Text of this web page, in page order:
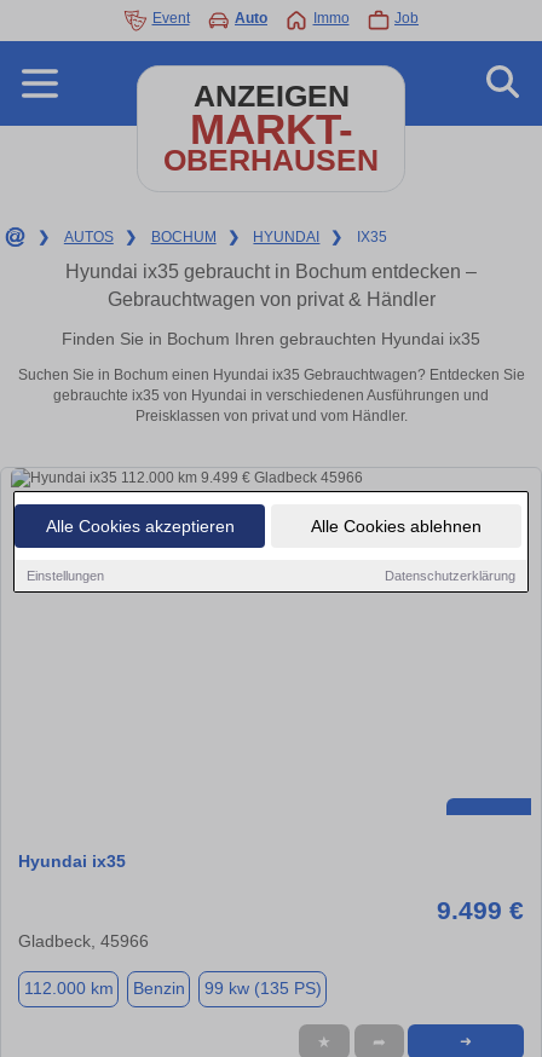
Alle Cookies akzeptieren Alle Cookies ablehnen
Einstellungen Datenschutzerklärung
Event Auto Immo Job
ANZEIGEN
MARKT-
OBERHAUSEN
❯ AUTOS ❯ BOCHUM ❯ HYUNDAI ❯ IX35
Hyundai ix35 gebraucht in Bochum entdecken –
Gebrauchtwagen von privat & Händler
Finden Sie in Bochum Ihren gebrauchten Hyundai ix35
Suchen Sie in Bochum einen Hyundai ix35 Gebrauchtwagen? Entdecken Sie
gebrauchte ix35 von Hyundai in verschiedenen Ausführungen und
Preisklassen von privat und vom Händler.
Hyundai ix35
9.499 €
Gladbeck, 45966
112.000 km Benzin 99 kw (135 PS)
★ ➦ ➜